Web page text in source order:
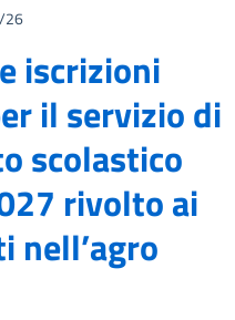
26
iscrizioni
il servizio di
scolastico
rivolto ai
nell’agro